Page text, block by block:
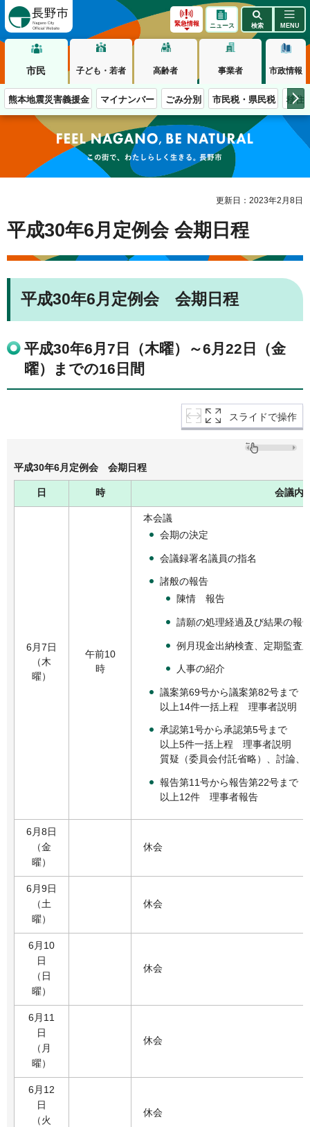
緊急情報 ニュース 検索 MENU
市民 子ども・若者 高齢者 事業者 市政情報
熊本地震災害義援金 マイナンバー ごみ分別 市民税・県民税 移住
この街で、わたしらしく生きる。長野市
更新日：2023年2月8日
平成30年6月定例会 会期日程
平成30年6月定例会 会期日程
平成30年6月7日（木曜）～6月22日（金
曜）までの16日間
スライドで操作
平成30年6月定例会 会期日程
日 時 会議内
6月7日
（木
曜）
午前10
時
本会議
会期の決定
会議録署名議員の指名
諸般の報告
陳情 報告
請願の処理経過及び結果の報
例月現金出納検査、定期監査
人事の紹介
議案第69号から議案第82号まで
以上14件一括上程 理事者説明
承認第1号から承認第5号まで
以上5件一括上程 理事者説明
質疑（委員会付託省略）、討論、
報告第11号から報告第22号まで
以上12件 理事者報告
6月8日
（金
曜）
休会
6月9日
（土
曜）
休会
6月10
日
（日
曜）
休会
6月11
日
（月
曜）
休会
6月12
日
（火
休会